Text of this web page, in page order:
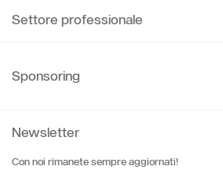
Newsletter
Con noi rimanete sempre aggiornati!
Settore professionale
Sponsoring